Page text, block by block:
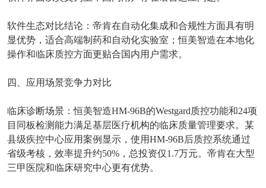
软件生态对比结论：帝肯在自动化集成和合规性方面具有明
显优势，适合高端制药和自动化实验室；恒美智造在本地化
操作和临床质控方面更贴合国内用户需求。
四、应用场景竞争力对比
临床诊断场景：恒美智造HM-96B的Westgard质控功能和24项
目同板检测能力满足基层医疗机构的临床质量管理要求。某
县级疾控中心应用案例显示，使用HM-96B后质控系统通过
省级考核，效率提升约50% ，总投资仅1.7万元。帝肯在大型
三甲医院和临床研究中心更有优势。